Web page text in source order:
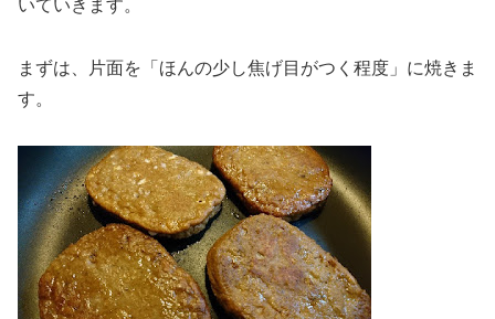
いていきます。
まずは、片面を「ほんの少し焦げ目がつく程度」に焼きま
す。